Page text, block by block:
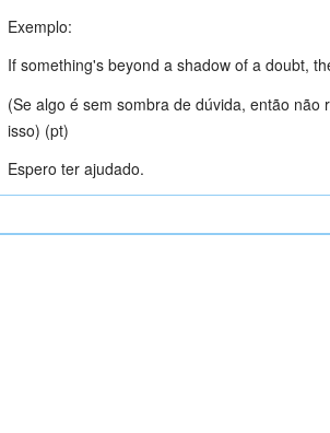
Exemplo:
If something's beyond a shadow of a doubt,
(Se algo é sem sombra de dúvida, então
isso) (pt)
Espero ter ajudado.